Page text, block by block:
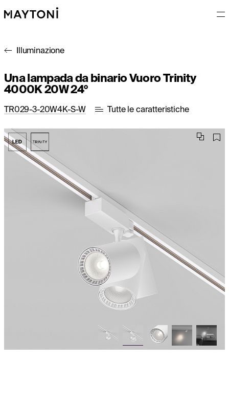
Illuminazione
Una lampada da binario Vuoro Trinity
4000K 20W 24°
TR029-3-20W4K-S-W Tutte le caratteristiche